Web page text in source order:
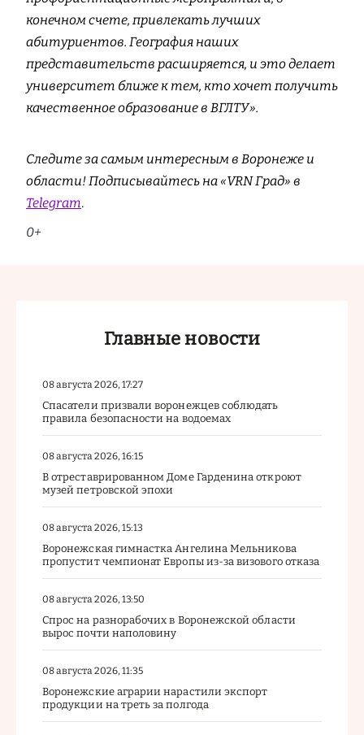
конечном счете, привлекать лучших
абитуриентов. География наших
представительств расширяется, и это делает
университет ближе к тем, кто хочет получить
качественное образование в ВГЛТУ».
Следите за самым интересным в Воронеже и
области! Подписывайтесь на «VRN Град» в
Telegram.
0+
Главные новости
08 августа 2026, 17:27
Спасатели призвали воронежцев соблюдать
правила безопасности на водоемах
08 августа 2026, 16:15
В отреставрированном Доме Гарденина откроют
музей петровской эпохи
08 августа 2026, 15:13
Воронежская гимнастка Ангелина Мельникова
пропустит чемпионат Европы из-за визового отказа
08 августа 2026, 13:50
Спрос на разнорабочих в Воронежской области
вырос почти наполовину
08 августа 2026, 11:35
Воронежские аграрии нарастили экспорт
продукции на треть за полгода